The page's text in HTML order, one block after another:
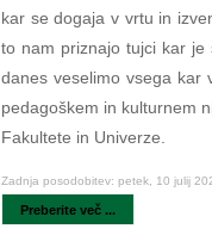
kar se dogaja v vrtu in
to nam priznajo tujci kar je
danes veselimo vsega kar
pedagoškem in kulturnem
Fakultete in Univerze.
Zadnja posodobitev: petek, 10 julij
Preberite več ...